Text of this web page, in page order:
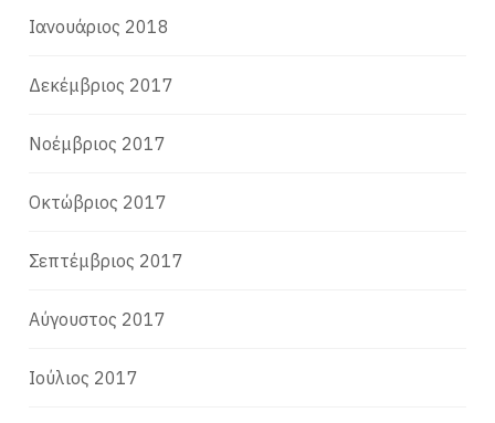
Ιανουάριος 2018
Δεκέμβριος 2017
Νοέμβριος 2017
Οκτώβριος 2017
Σεπτέμβριος 2017
Αύγουστος 2017
Ιούλιος 2017